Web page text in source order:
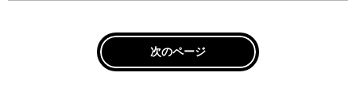
次のページ